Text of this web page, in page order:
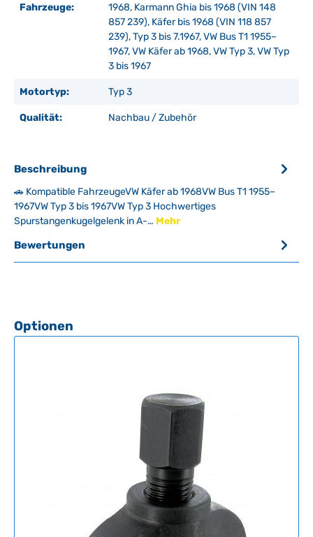
Fahrzeuge:
1968, Karmann Ghia bis 1968 (VIN 148
857 239), Käfer bis 1968 (VIN 118 857
239), Typ 3 bis 7.1967, VW Bus T1 1955–
1967, VW Käfer ab 1968, VW Typ 3, VW Typ
3 bis 1967
Motortyp: Typ 3
Qualität: Nachbau / Zubehör
Beschreibung
🚗 Kompatible FahrzeugeVW Käfer ab 1968VW Bus T1 1955–
1967VW Typ 3 bis 1967VW Typ 3 Hochwertiges
Spurstangenkugelgelenk in A-… Mehr
Bewertungen
Produktgalerie überspringen
Optionen